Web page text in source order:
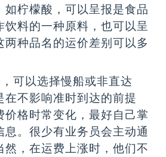
如柠檬酸，可以呈报是食品
饮料的一种原料，也可以呈
两种品名的运价差别可以多
可以选择慢船或非直达
在不影响准时到达的前提
价格时常变化，最好自己掌
息。很少有业务员会主动通
然，在运费上涨时，他们不